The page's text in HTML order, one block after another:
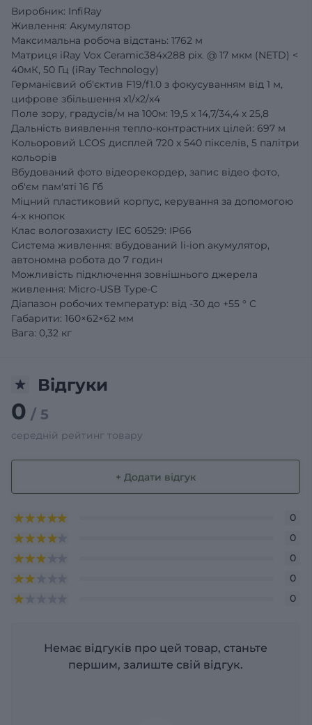
Виробник: InfiRay
Живлення: Акумулятор
Максимальна робоча відстань: 1762 м
Матриця iRay Vox Ceramic384х288 pix. @ 17 мкм (NETD) <
40мК, 50 Гц (iRay Technology)
Германієвий об'єктив F19/f1.0 з фокусуванням від 1 м,
цифрове збільшення х1/х2/х4
Поле зору, градусів/м на 100м: 19,5 х 14,7/34,4 х 25,8
Дальність виявлення тепло-контрастних цілей: 697 м
Кольоровий LCOS дисплей 720 x 540 пікселів, 5 палітри
кольорів
Вбудований фото відеорекордер, запис відео фото,
об'єм пам'яті 16 Гб
Міцний пластиковий корпус, керування за допомогою
4-х кнопок
Клас вологозахисту IEC 60529: IP66
Система живлення: вбудований li-ion акумулятор,
автономна робота до 7 годин
Можливість підключення зовнішнього джерела
живлення: Micro-USB Type-C
Діапазон робочих температур: від -30 до +55 ° С
Габарити: 160×62×62 мм
Вага: 0,32 кг
Відгуки
0 / 5
середній рейтинг товару
+ Додати відгук
0
0
0
0
0
Немає відгуків про цей товар, станьте
першим, залиште свій відгук.